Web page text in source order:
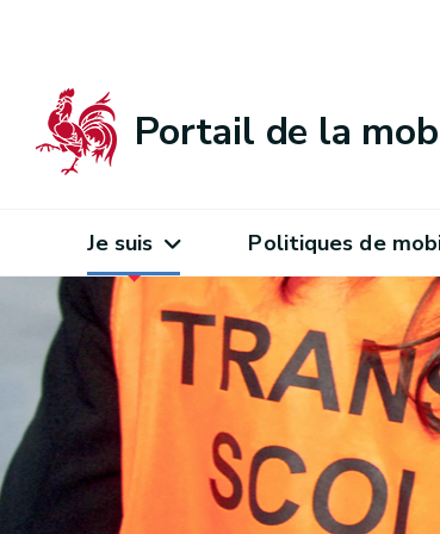
Portail de la
Je suis Politiques de